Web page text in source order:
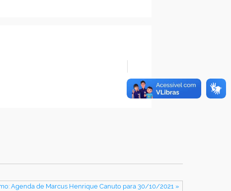
Agenda de Marcus Henrique Canuto para 30/10/2021 »